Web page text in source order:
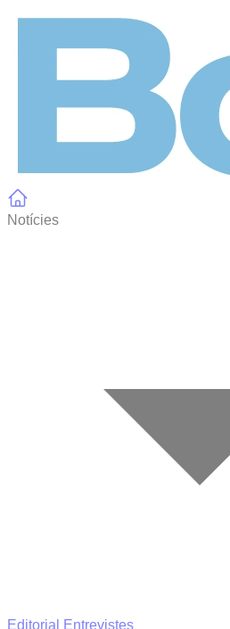
Notícies
Editorial
Entrevistes